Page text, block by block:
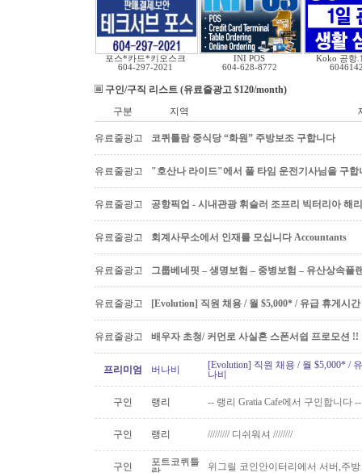
포스*카드*키오스크
604-297-2021
INI POS
604-628-8772
Koko 공항
구인/구직 리스트 (유료줄광고 $120/month)
구분
지역
유료줄광고 코퀴틀람 중식당 “화원” 주방보조 구합니다
유료줄광고 "호산나 라이드"에서 풀 타임 운전기사님을 구합
유료줄광고 공항픽업 - 시내관광 휘슬러 조프리 빅터리아 해
유료줄광고 회계사무소에서 인재를 모십니다 Accountants
유료줄광고 그룹베네핏 – 생명보험 – 중병보험 – 유산상속플
유료줄광고 [Evolution] 직원 채용 / 월 $5,000* / 유급 휴게시
유료줄광고 배우자 초청/ 커먼로 사실혼 스폰서쉽 프로모션 !!
프리미엄 버나비
[Evolution] 직원 채용 / 월 $5,000* /
나비
구인 랭리 -- 랭리 Gratia Cafe에서 구인합니다 --
구인 랭리 ///////// 디쉬워셔 ////////
구인
포트코퀴틀
위그릴 코인안이터리에서 서버,주